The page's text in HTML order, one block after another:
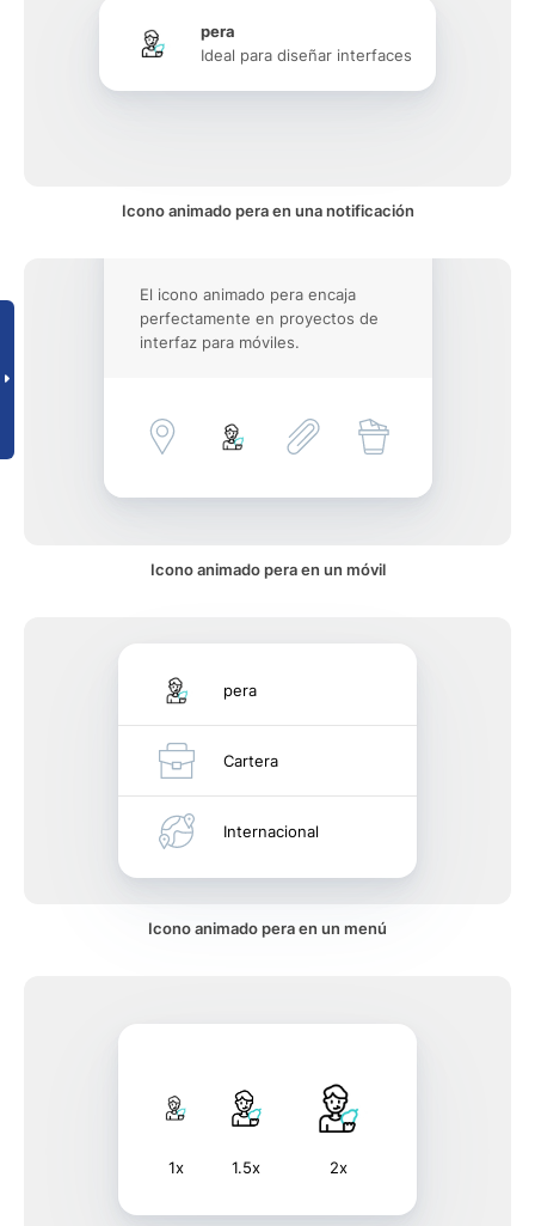
pera
Ideal para diseñar interfaces
Icono animado pera en una notificación
El icono animado pera encaja
perfectamente en proyectos de
interfaz para móviles.
Icono animado pera en un móvil
pera
Cartera
Internacional
Icono animado pera en un menú
1x 1.5x 2x